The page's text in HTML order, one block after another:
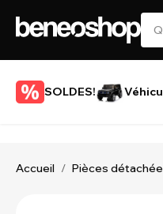
SOLDES!
Accueil / Pièces